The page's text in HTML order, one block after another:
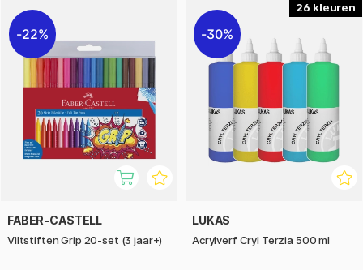
22%
FABER-CASTELL
Viltstiften Grip 20-set (3 jaar+)
26
30%
LUKAS
Acrylverf Cryl Terzia 500 ml